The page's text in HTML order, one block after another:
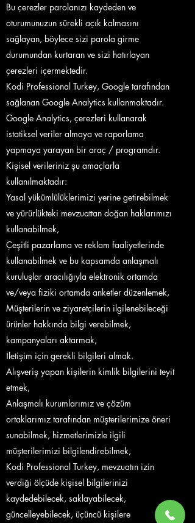
Bu çerezler parolanızı kaydeden ve
oturumunuzun sürekli açık kalmasını
sağlayan, böylece sizi parola girme
durumundan kurtaran ve sizi hatırlayan
çerezleri içermektedir.
Kodi Professional Turkey, Google tarafından
sağlanan Google Analytics kullanmaktadır.
Google Analytics, çerezleri kullanarak
istatiksel veriler almaya ve raporlama
yapmaya yarayan bir araç / programdır.
Kişisel verileriniz şu amaçlarla
kullanılmaktadır:
Yasal yükümlülüklerimizi yerine getirebilmek
ve yürürlükteki mevzuattan doğan haklarımızı
kullanabilmek,
Çeşitli pazarlama ve reklam faaliyetlerinde
kullanabilmek ve bu kapsamda anlaşmalı
kuruluşlar aracılığıyla elektronik ortamda
ve/veya fiziki ortamda anketler düzenlemek,
Müşterilerin ve ziyaretçilerin ilgilenebileceği
ürünler hakkında bilgi verebilmek,
kampanyaları aktarmak,
İletişim için gerekli bilgileri almak.
Alışveriş yapan kişilerin kimlik bilgilerini teyit
etmek,
Anlaşmalı kurumlarımız ve çözüm
ortaklarımız tarafından müşterilerimize öneri
sunabilmek, hizmetlerimizle ilgili
müşterilerimizi bilgilendirebilmek,
Kodi Professional Turkey, mevzuatın izin
verdiği ölçüde kişisel bilgilerinizi
kaydedebilecek, saklayabilecek,
güncelleyebilecek, üçüncü kişilere